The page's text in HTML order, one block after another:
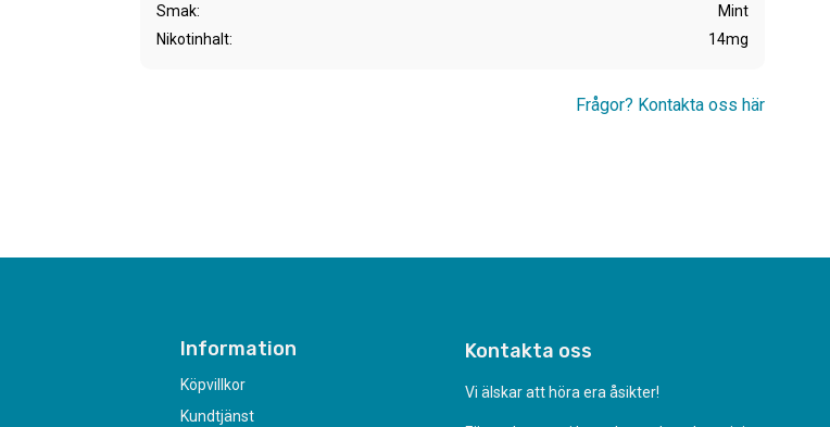
Smak
Mint
Nikotinhalt
14mg
Frågor? Kontakta oss här
Information
Köpvillkor
Kundtjänst
Kontakta oss
Vi älskar att höra era åsikter!